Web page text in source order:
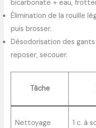
bicarbonate + eau,
Élimination de la rouille
puis brosser.
Désodorisation des
reposer, secouer.
Tâche
Nettoyage
1 c. à